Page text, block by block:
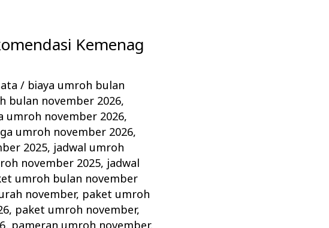
Kemenag
/ biaya umroh bulan
bulan november 2026,
umroh november 2026,
umroh november 2026,
2025, jadwal umroh
november 2025, jadwal
umroh bulan november
november, paket umroh
, paket umroh november,